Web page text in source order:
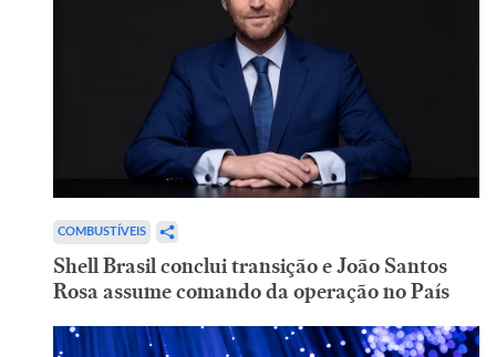
COMBUSTÍVEIS
Shell Brasil conclui transição e João Santos
Rosa assume comando da operação no País